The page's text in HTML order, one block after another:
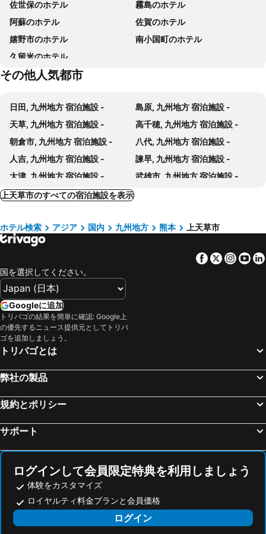
佐世保のホテル
霧島のホテル
阿蘇のホテル
佐賀のホテル
嬉野市のホテル
南小国町のホテル
久留米のホテル
その他人気都市
日田, 九州地方 宿泊施設 -
島原, 九州地方 宿泊施設 -
天草, 九州地方 宿泊施設 -
高千穂, 九州地方 宿泊施設 -
朝倉市, 九州地方 宿泊施設 -
八代, 九州地方 宿泊施設 -
人吉, 九州地方 宿泊施設 -
諫早, 九州地方 宿泊施設 -
大津, 九州地方 宿泊施設 -
武雄市, 九州地方 宿泊施設 -
山鹿, 九州地方 宿泊施設 -
鳥栖, 九州地方 宿泊施設 -
薩摩川内市, 九州地方 宿泊施設 -
南阿蘇村, 九州地方 宿泊施設 -
伊万里, 九州地方 宿泊施設 -
福岡, 九州地方 宿泊施設 -
熊本, 九州地方 宿泊施設 -
大分, 九州地方 宿泊施設 -
由布市, 九州地方 宿泊施設 -
嬉野市, 九州地方 宿泊施設 -
浦安市, 関東地方 宿泊施設 -
横浜, 関東地方 宿泊施設 -
名古屋, 中部/北陸地方 宿泊施設 -
上天草市のすべての宿泊施設を表示
ホテル検索 アジア 国内 九州地方 熊本 上天草市
Facebook
Twitter
国を選択してください。
Googleに追加
トリバゴの結果を簡単に確認: Google上
の優先するニュース提供元としてトリバ
ゴを追加しましょう。
トリバゴとは
弊社の製品
規約とポリシー
サポート
ログインして会員限定特典を利用しましょう
体験をカスタマイズ
ロイヤルティ料金プランと会員価格
ログイン